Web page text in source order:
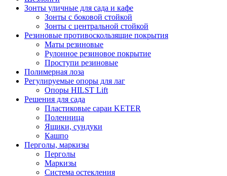
Зонты уличные для сада и кафе
Зонты с боковой стойкой
Зонты с центральной стойкой
Резиновые противоскользящие покрытия
Маты резиновые
Рулонное резиновое покрытие
Проступи резиновые
Полимерная лоза
Регулируемые опоры для лаг
Опоры HILST Lift
Решения для сада
Пластиковые сараи KETER
Поленница
Ящики, сундуки
Кашпо
Перголы, маркизы
Перголы
Маркизы
Система остекления